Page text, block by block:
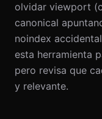
olvidar viewport
canonical
noindex
esta herramienta
pero revisa que
y relevante.